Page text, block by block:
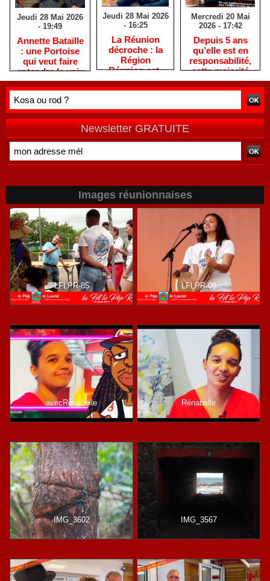
Jeudi 28 Mai 2026
- 19:49
​Annette Bataille
: une Portoise
qui veut faire
entendre la voix
des femmes
réunionnaises
Jeudi 28 Mai 2026
- 16:25
​La Réunion
décroche : la
Région
Réunion est-
elle devenue
une machine
?
Mercredi 20 Mai
2026 - 17:42
Depuis 5 ans
qu’elle est en
responsabilité,
cette majorité
PLR / LFI / PS
est immobile,
auto en panne !
Newsletter GRATUITE
Images réunionnaises
LFLPR-85 LFLPR-08
avecRenabelle Rénabelle
IMG_3602 IMG_3567